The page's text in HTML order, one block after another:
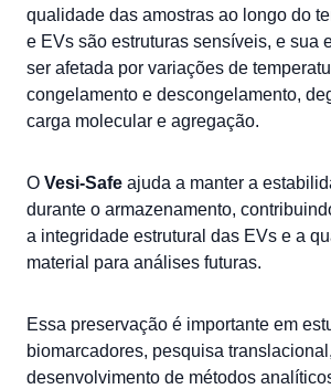
qualidade das amostras ao longo do
e EVs são estruturas sensíveis, e sua
ser afetada por variações de
congelamento e descongelamento,
carga molecular e agregação.
O Vesi-Safe ajuda a manter a
durante o armazenamento,
a integridade estrutural das EVs e a
material para análises futuras.
Essa preservação é importante em
biomarcadores, pesquisa translacional,
desenvolvimento de métodos